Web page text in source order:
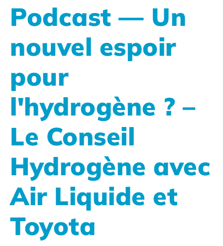
Podcast — Un
nouvel espoir
pour
l'hydrogène ? –
Le Conseil
Hydrogène avec
Air Liquide et
Toyota